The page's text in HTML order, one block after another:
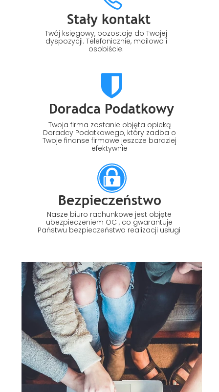
Twoja firma zostanie objęta opieką
Doradcy Podatkowego, który zadba o
Twoje finanse firmowe jeszcze bardziej
efektywnie
Nasze biuro rachunkowe jest objęte
ubezpieczeniem OC , co gwarantuje
Państwu bezpieczeństwo realizacji usługi
Bezpieczeństwo
Doradca Podatkowy
Twój księgowy, pozostaję do Twojej
dyspozycji. Telefonicznie, mailowo i
osobiście.
Stały kontakt